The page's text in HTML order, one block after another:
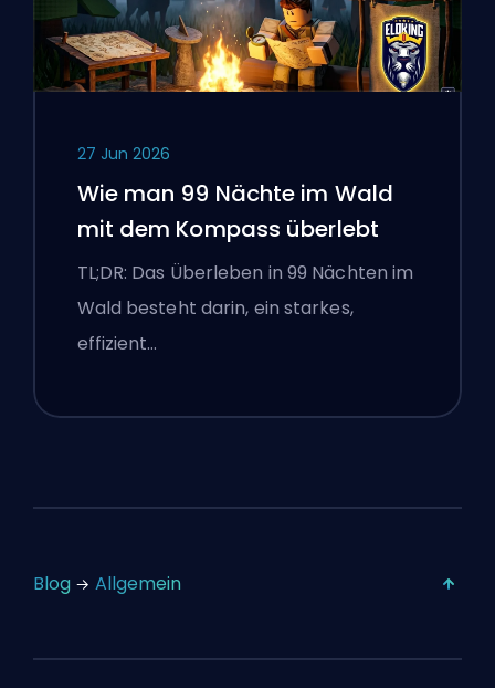
27 Jun 2026
Wie man 99 Nächte im Wald
mit dem Kompass überlebt
TL;DR: Das Überleben in 99 Nächten im
Wald besteht darin, ein starkes,
effizient…
Blog Allgemein